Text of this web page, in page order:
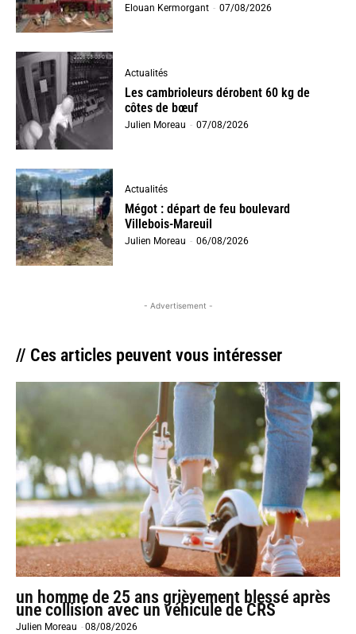
Elouan Kermorgant - 07/08/2026
Actualités
Les cambrioleurs dérobent 60 kg de
côtes de bœuf
Julien Moreau - 07/08/2026
Actualités
Mégot : départ de feu boulevard
Villebois-Mareuil
Julien Moreau - 06/08/2026
- Advertisement -
// Ces articles peuvent vous intéresser
un homme de 25 ans grièvement blessé après
une collision avec un véhicule de CRS
Julien Moreau -08/08/2026